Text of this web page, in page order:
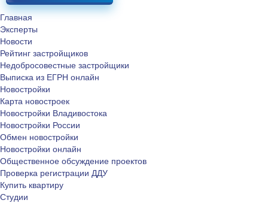
Главная
Эксперты
Новости
Рейтинг застройщиков
Недобросовестные застройщики
Выписка из ЕГРН онлайн
Новостройки
Карта новостроек
Новостройки Владивостока
Новостройки России
Обмен новостройки
Новостройки онлайн
Общественное обсуждение проектов
Проверка регистрации ДДУ
Купить квартиру
Студии